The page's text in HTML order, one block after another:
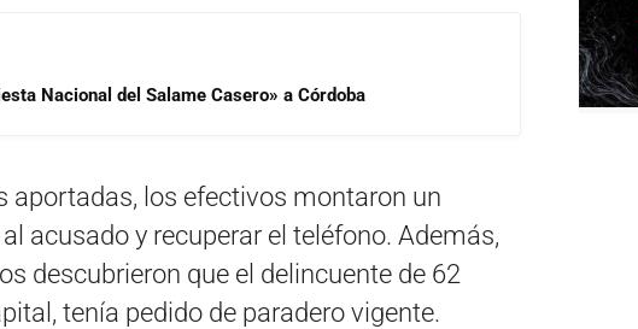
Nacional del Salame Casero» a Córdoba
aportadas, los efectivos montaron un
acusado y recuperar el teléfono. Además,
descubrieron que el delincuente de 62
tenía pedido de paradero vigente.